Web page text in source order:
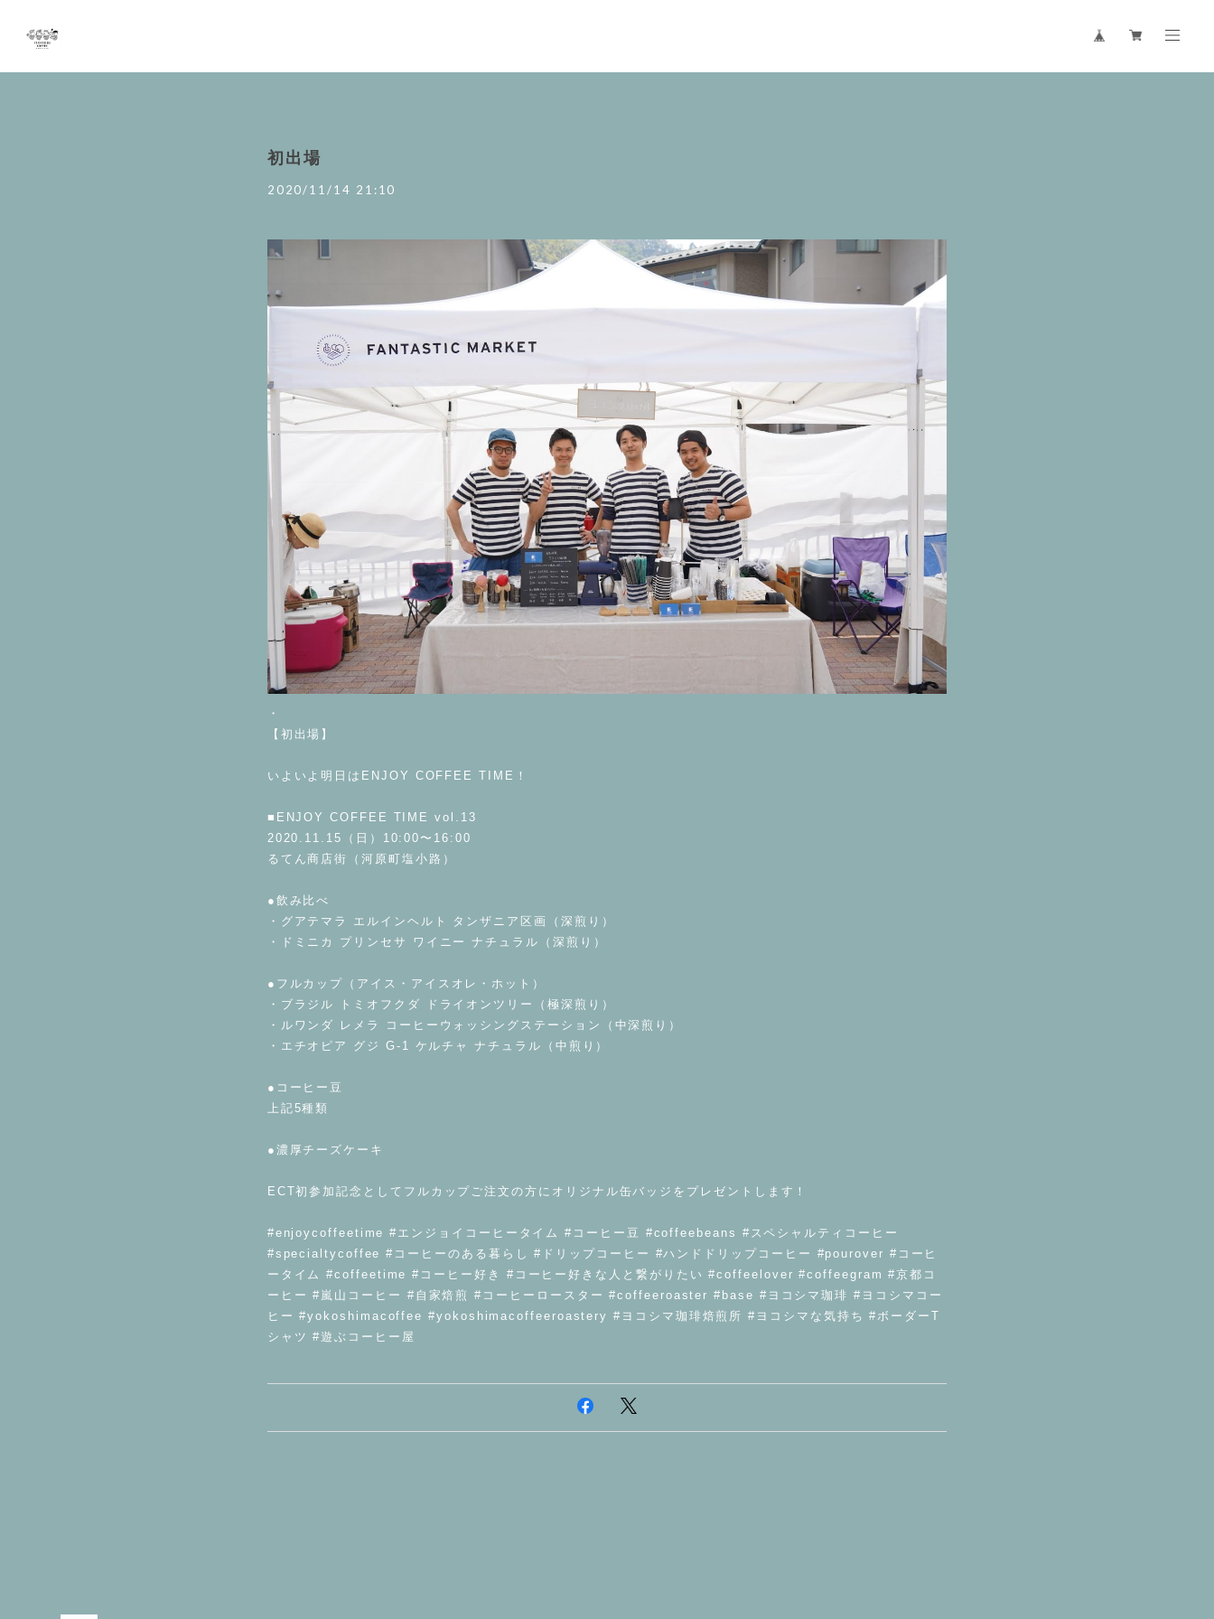
初出場
2020/11/14 21:10
・
【初出場】
いよいよ明日はENJOY COFFEE TIME！
■ENJOY COFFEE TIME vol.13
2020.11.15（日）10:00〜16:00
るてん商店街（河原町塩小路）
●飲み比べ
・グアテマラ エルインヘルト タンザニア区画（深煎り）
・ドミニカ プリンセサ ワイニー ナチュラル（深煎り）
●フルカップ（アイス・アイスオレ・ホット）
・ブラジル トミオフクダ ドライオンツリー（極深煎り）
・ルワンダ レメラ コーヒーウォッシングステーション（中深煎り）
・エチオピア グジ G-1 ケルチャ ナチュラル（中煎り）
●コーヒー豆
上記5種類
●濃厚チーズケーキ
ECT初参加記念としてフルカップご注文の方にオリジナル缶バッジをプレゼントします！
#enjoycoffeetime #エンジョイコーヒータイム #コーヒー豆 #coffeebeans #スペシャルティコーヒー
#specialtycoffee #コーヒーのある暮らし #ドリップコーヒー #ハンドドリップコーヒー #pourover #コーヒ
ータイム #coffeetime #コーヒー好き #コーヒー好きな人と繋がりたい #coffeelover #coffeegram #京都コ
ーヒー #嵐山コーヒー #自家焙煎 #コーヒーロースター #coffeeroaster #base #ヨコシマ珈琲 #ヨコシマコー
ヒー #yokoshimacoffee #yokoshimacoffeeroastery #ヨコシマ珈琲焙煎所 #ヨコシマな気持ち #ボーダーT
シャツ #遊ぶコーヒー屋